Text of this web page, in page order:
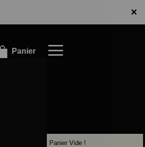
×
Panier
x
Panier Vide !